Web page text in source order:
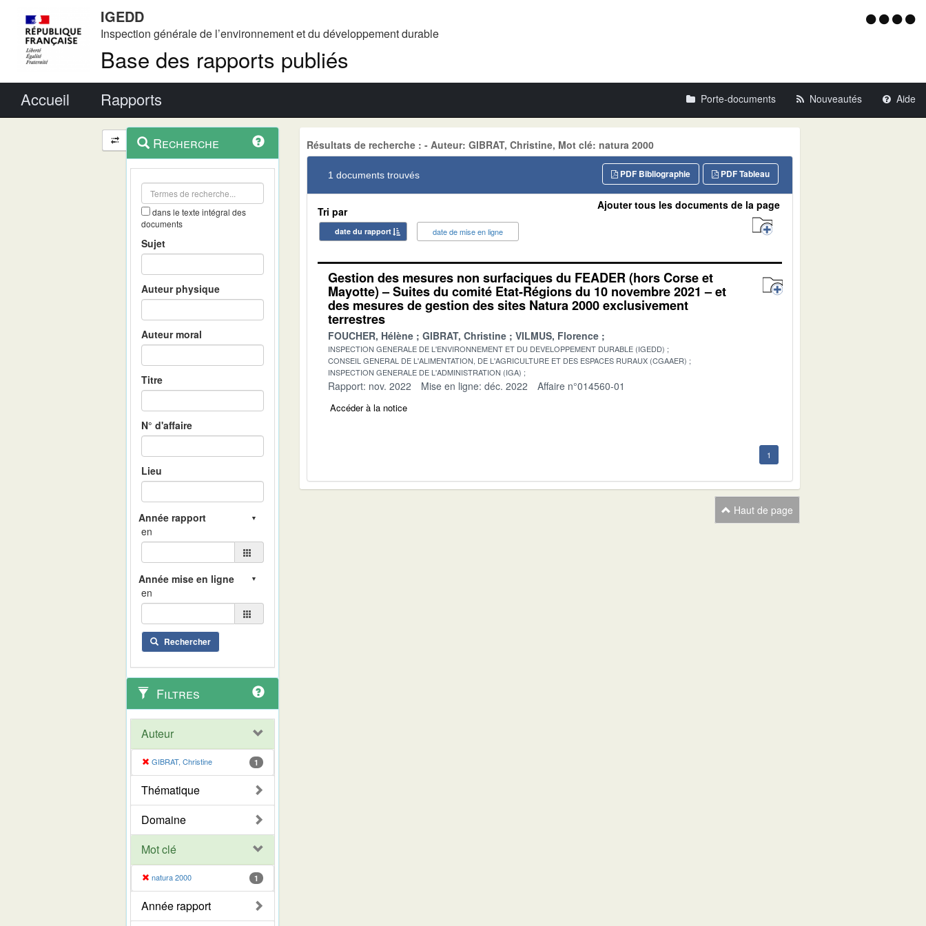
IGEDD
Inspection générale de l’environnement et du développement durable
Base des rapports publiés
Menu
Accueil Rapports Porte-documents Nouveautés Aide
Navigation
et
outils
contextuel
Recherche
dans le texte intégral des
documents
Sujet
Auteur physique
Auteur moral
Titre
N° d'affaire
Lieu
en
en
Rechercher
Filtres
Auteur
GIBRAT, Christine 1
Thématique
Domaine
Mot clé
natura 2000 1
Année rapport
Résultats de recherche : - Auteur: GIBRAT, Christine, Mot clé: natura 2000
1 documents trouvés PDF Tableau
PDF Bibliographie
Tri par
date du rapport date de mise en ligne
Ajouter tous les documents de la page
Gestion des mesures non surfaciques du FEADER (hors Corse et
Mayotte) – Suites du comité Etat-Régions du 10 novembre 2021 – et
des mesures de gestion des sites Natura 2000 exclusivement
terrestres
FOUCHER, Hélène GIBRAT, Christine VILMUS, Florence
INSPECTION GENERALE DE L'ENVIRONNEMENT ET DU DEVELOPPEMENT DURABLE (IGEDD)
CONSEIL GENERAL DE L'ALIMENTATION, DE L'AGRICULTURE ET DES ESPACES RURAUX (CGAAER)
INSPECTION GENERALE DE L'ADMINISTRATION (IGA)
Rapport: nov. 2022 Mise en ligne: déc. 2022 Affaire n°014560-01
Accéder à la notice
1
Haut de page